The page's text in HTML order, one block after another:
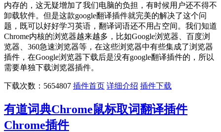
内存的，这无疑增加了我们电脑的负担，有时候用户还不得不
卸载软件。但是这款google翻译插件就完美的解决了这个问
题，既可以好好学习英语，翻译词语还不用占空间。我们知道
Chrome内核的浏览器越来越多，比如Google浏览器、百度浏
览器、360急速浏览器等，在这些浏览器中有些集成了浏览器
插件，在Google浏览器下载后是没有google翻译插件的，所以
需要单独下载浏览器插件。
下载次数：5654807 插件首页 详细介绍 插件下载
有道词典Chrome鼠标取词翻译插件
Chrome插件